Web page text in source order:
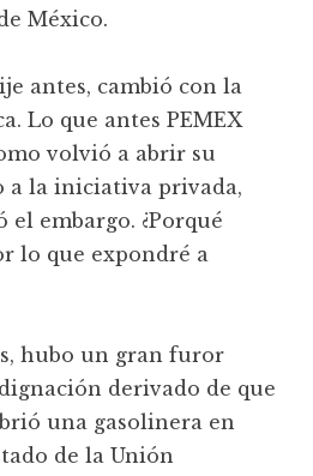
México.
antes, cambió con la
Lo que antes PEMEX
volvió a abrir su
a la iniciativa privada,
el embargo. ¿Porqué
lo que expondré a
hubo un gran furor
derivado de que
una gasolinera en
de la Unión